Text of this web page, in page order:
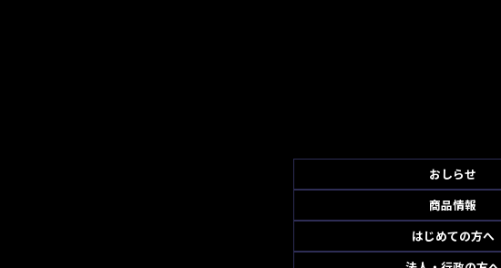
おしらせ
商品情報
はじめての方へ